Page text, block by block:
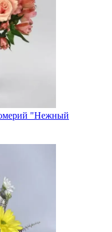
"Нежный